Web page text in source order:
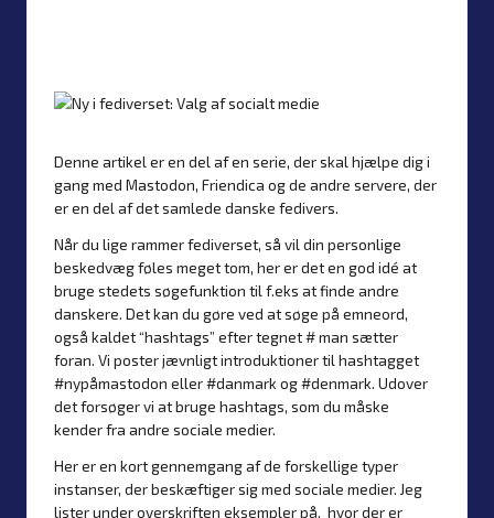
Denne artikel er en del af en serie, der skal hjælpe dig i
gang med Mastodon, Friendica og de andre servere, der
er en del af det samlede danske fedivers.
Når du lige rammer fediverset, så vil din personlige
beskedvæg føles meget tom, her er det en god idé at
bruge stedets søgefunktion til f.eks at finde andre
danskere. Det kan du gøre ved at søge på emneord,
også kaldet “hashtags” efter tegnet # man sætter
foran. Vi poster jævnligt introduktioner til hashtagget
#nypåmastodon eller #danmark og #denmark. Udover
det forsøger vi at bruge hashtags, som du måske
kender fra andre sociale medier.
Her er en kort gennemgang af de forskellige typer
instanser, der beskæftiger sig med sociale medier. Jeg
lister under overskriften eksempler på, hvor der er